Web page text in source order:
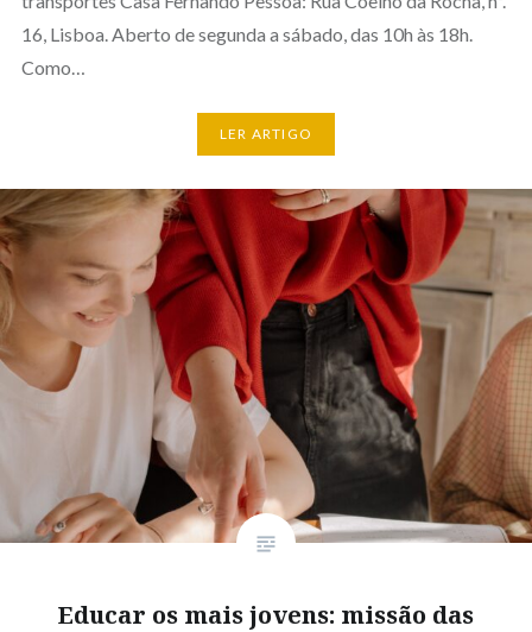
16, Lisboa. Aberto de segunda a sábado, das 10h às 18h.
Como…
LER ARTIGO
Educar os mais jovens: missão das